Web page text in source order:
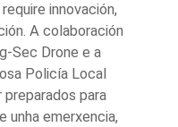
innovación,
A colaboración
Sec Drone e a
Policía Local
para
unha emerxencia,